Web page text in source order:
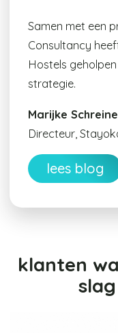
Samen met een
Consultancy
Hostels
strategie.
Marijke
Directeur,
lees blog
klanten